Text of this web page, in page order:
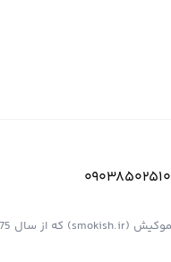
09038502510